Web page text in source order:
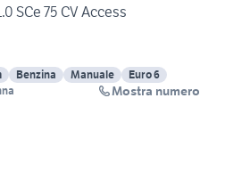
SCe 75 CV Access
Benzina Manuale
Euro 6
Mostra numero